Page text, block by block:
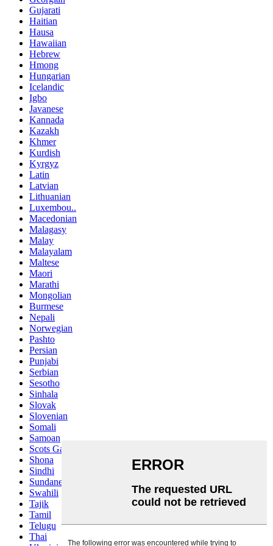
Gujarati
Haitian
Hausa
Hawaiian
Hebrew
Hmong
Hungarian
Icelandic
Igbo
Javanese
Kannada
Kazakh
Khmer
Kurdish
Kyrgyz
Latin
Latvian
Lithuanian
Luxembou..
Macedonian
Malagasy
Malay
Malayalam
Maltese
Maori
Marathi
Mongolian
Burmese
Nepali
Norwegian
Pashto
Persian
Punjabi
Serbian
Sesotho
Sinhala
Slovak
Slovenian
Somali
Samoan
Scots Gaelic
Shona
Sindhi
Sundanese
Swahili
Tajik
Tamil
Telugu
Thai